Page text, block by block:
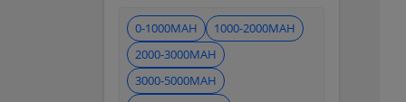
0-1000MAH
1000-2000MAH
2000-3000MAH
3000-5000MAH